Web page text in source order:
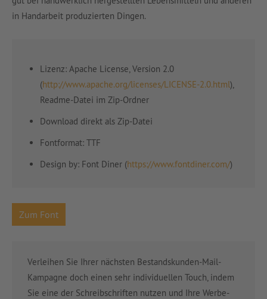
in Handarbeit produzierten Dingen.
Lizenz: Apache License, Version 2.0
(http://www.apache.org/licenses/LICENSE-2.0.html),
Readme-Datei im Zip-Ordner
Download direkt als Zip-Datei
Fontformat: TTF
Design by: Font Diner (https://www.fontdiner.com/)
Zum Font
Verleihen Sie Ihrer nächsten Bestandskunden-Mail-
Kampagne doch einen sehr individuellen Touch, indem
Sie eine der Schreibschriften nutzen und Ihre Werbe-